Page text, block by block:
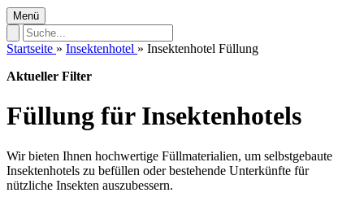
Menü
Startseite » Insektenhotel » Insektenhotel Füllung
Aktueller Filter
Füllung für Insektenhotels
Wir bieten Ihnen hochwertige Füllmaterialien, um selbstgebaute
Insektenhotels zu befüllen oder bestehende Unterkünfte für
nützliche Insekten auszubessern.